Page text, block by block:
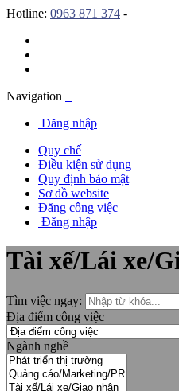
Hotline: 0963 871 374 -
Navigation
Đăng nhập
Quy chế
Điều kiện sử dụng
Quy định bảo mật
Sơ đồ website
Đăng công việc
Đăng nhập
Tài xế/Lái xe/
Tìm việc ngay:
Địa điểm công việc
Ngành nghề